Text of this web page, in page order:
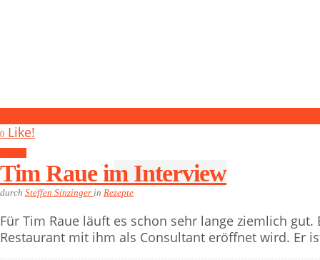
0 Like!
Tim Raue im Interview
durch Steffen Sinzinger in Rezepte
Für Tim Raue läuft es schon sehr lange ziemlich
Restaurant mit ihm als Consultant eröffnet wird. Er